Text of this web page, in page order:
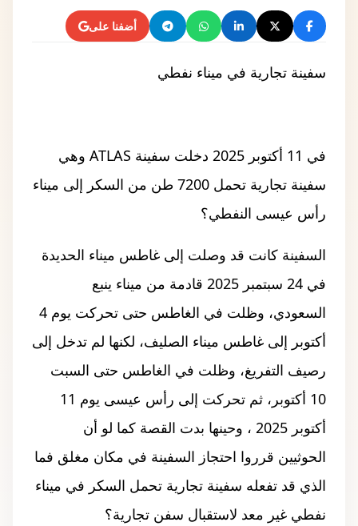
أضفنا على
سفينة تجارية في ميناء نفطي
في 11 أكتوبر 2025 دخلت سفينة ATLAS وهي
سفينة تجارية تحمل 7200 طن من السكر إلى ميناء
رأس عيسى النفطي؟
السفينة كانت قد وصلت إلى غاطس ميناء الحديدة
في 24 سبتمبر 2025 قادمة من ميناء ينبع
السعودي، وظلت في الغاطس حتى تحركت يوم 4
أكتوبر إلى غاطس ميناء الصليف، لكنها لم تدخل إلى
رصيف التفريغ، وظلت في الغاطس حتى السبت
10 أكتوبر، ثم تحركت إلى رأس عيسى يوم 11
أكتوبر 2025 ، وحينها بدت القصة كما لو أن
الحوثيين قرروا احتجاز السفينة في مكان مغلق فما
الذي قد تفعله سفينة تجارية تحمل السكر في ميناء
نفطي غير معد لاستقبال سفن تجارية؟